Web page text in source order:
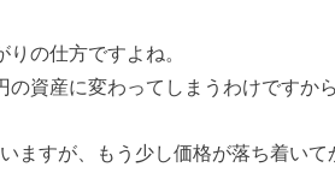
の仕方ですよね。
資産に変わってしまうわけですから
ますが、もう少し価格が落ち着い